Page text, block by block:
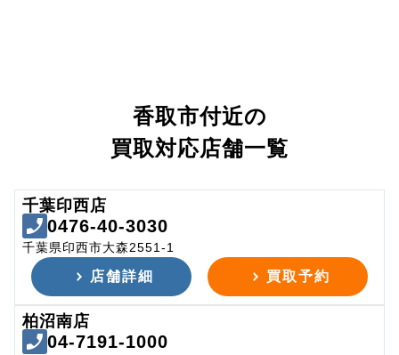
香取市付近の
買取対応店舗一覧
千葉印西店
0476-40-3030
千葉県印西市大森2551-1
店舗詳細 買取予約
柏沼南店
04-7191-1000